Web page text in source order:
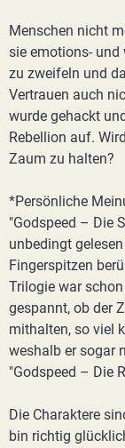
Menschen nicht
sie emotions-
zu zweifeln und
Vertrauen auch
wurde gehackt
Rebellion auf.
Zaum zu halten?
*Persönliche
"Godspeed – Die
unbedingt
Fingerspitzen
Trilogie war
gespannt, ob der
mithalten, so viel
weshalb er sogar
"Godspeed – Die
Die Charaktere
bin richtig